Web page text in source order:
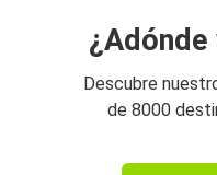
¿Adónde
Descubre
de 8000